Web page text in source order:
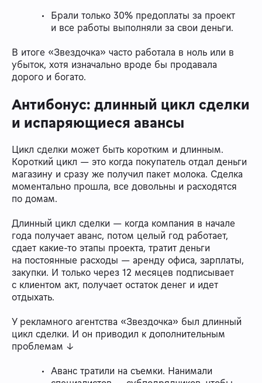
Брали только 30% предоплаты за проект
и все работы выполняли за свои деньги.
В итоге «Звездочка» часто работала в ноль или в
убыток, хотя изначально вроде бы продавала
дорого и богато.
Антибонус: длинный цикл сделки
и испаряющиеся авансы
Цикл сделки может быть коротким и длинным.
Короткий цикл — это когда покупатель отдал деньги
магазину и сразу же получил пакет молока. Сделка
моментально прошла, все довольны и расходятся
по домам.
Длинный цикл сделки — когда компания в начале
года получает аванс, потом целый год работает,
сдает какие-то этапы проекта, тратит деньги
на постоянные расходы — аренду офиса, зарплаты,
закупки. И только через 12 месяцев подписывает
с клиентом акт, получает остаток денег и идет
отдыхать.
У рекламного агентства «Звездочка» был длинный
цикл сделки. И он приводил к дополнительным
проблемам ↓
Аванс тратили на съемки. Нанимали